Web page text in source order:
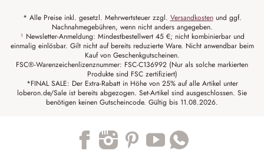
* Alle Preise inkl. gesetzl. Mehrwertsteuer zzgl. Versandkostenund ggf.
Nachnahmegebühren, wenn nicht anders angegeben.
¹ Newsletter-Anmeldung: Mindestbestellwert 45 €; nicht kombinierbar und
einmalig einlösbar. Gilt nicht auf bereits reduzierte Ware. Nicht anwendbar beim
Kauf von Geschenkgutscheinen.
FSC®-Warenzeichenlizenznummer: FSC-C136992 (Nur als solche markierten
Produkte sind FSC zertifiziert)
*FINAL SALE: Der Extra-Rabatt in Höhe von 25% auf alle Artikel unter
loberon.de/Sale ist bereits abgezogen. Set-Artikel sind ausgeschlossen. Sie
benötigen keinen Gutscheincode. Gültig bis 11.08.2026.